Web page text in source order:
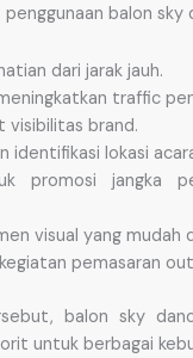
balon sky
dari jarak jauh.
traffic
visibilitas brand.
identifikasi lokasi
promosi jangka
visual yang mudah
pemasaran
balon sky
untuk berbagai